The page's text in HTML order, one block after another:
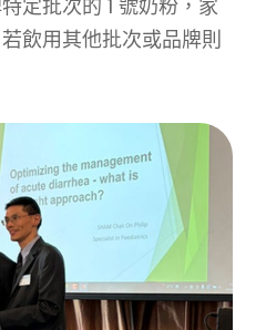
定批次的 1 號奶粉，家
飲用其他批次或品牌則